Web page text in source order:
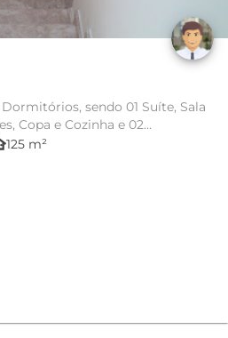
sendo 01 Suíte, Sala
Copa e Cozinha e 02
125 m²